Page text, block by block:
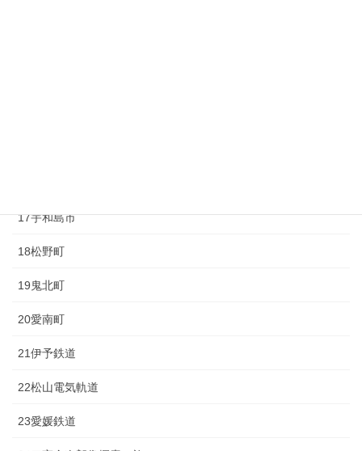
17宇和島市
18松野町
19鬼北町
20愛南町
21伊予鉄道
22松山電気軌道
23愛媛鉄道